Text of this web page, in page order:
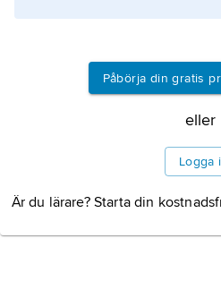
Påbörja din gratis
eller
Logga
Är du lärare? Starta din